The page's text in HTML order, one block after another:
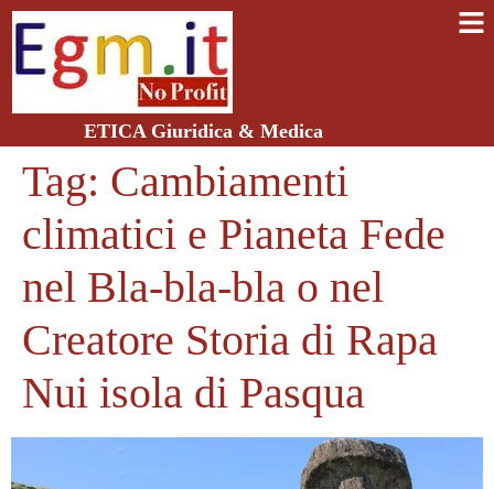
ETICA Giuridica & Medica
Tag: Cambiamenti
climatici e Pianeta Fede
nel Bla-bla-bla o nel
Creatore Storia di Rapa
Nui isola di Pasqua